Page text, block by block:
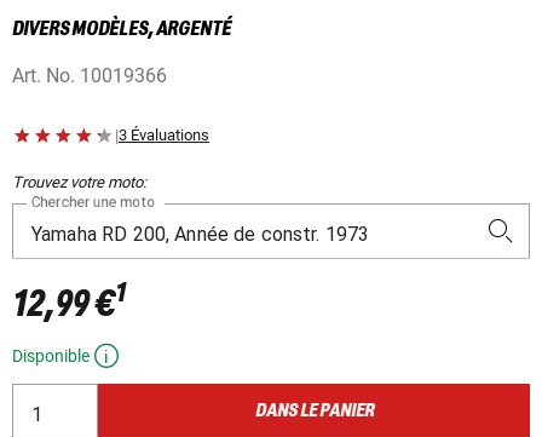
DIVERS MODÈLES, ARGENTÉ
Art. No. 10019366
|3 Évaluations
Trouvez votre moto:
Chercher une moto
12,99 €1
Disponible
DANS LE PANIER